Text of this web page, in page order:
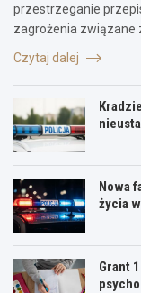
przestrzeganie
zagrożenia związane
Czytaj dalej
Nowa
życia
Grant